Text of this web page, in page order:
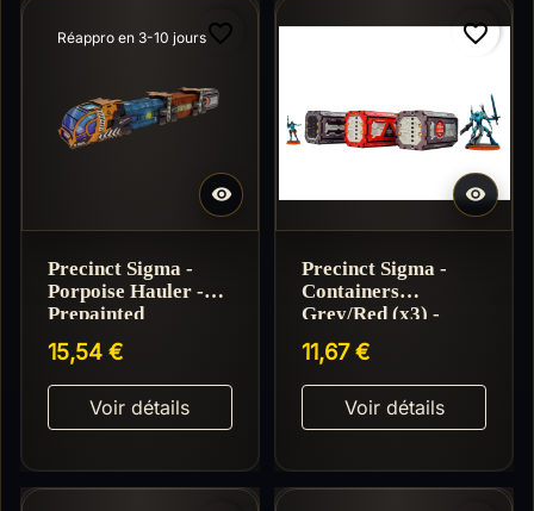
Réappro en 3-10 jours

favorite_border
Precinct Sigma -
Porpoise Hauler -
Prepainted
15,54 €
Voir détails

favorite_border
Precinct Sigma -
Containers
Grey/Red (x3) -
Prepainted
11,67 €
Voir détails